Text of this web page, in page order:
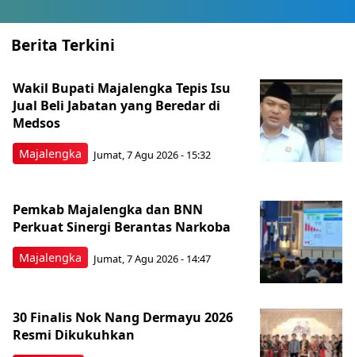
Berita Terkini
Majalengka
Wakil Bupati Majalengka Tepis Isu
Jual Beli Jabatan yang Beredar di
Medsos
Jumat, 7 Agu 2026 - 15:32
Majalengka
Pemkab Majalengka dan BNN
Perkuat Sinergi Berantas Narkoba
Jumat, 7 Agu 2026 - 14:47
30 Finalis Nok Nang Dermayu 2026
Resmi Dikukuhkan